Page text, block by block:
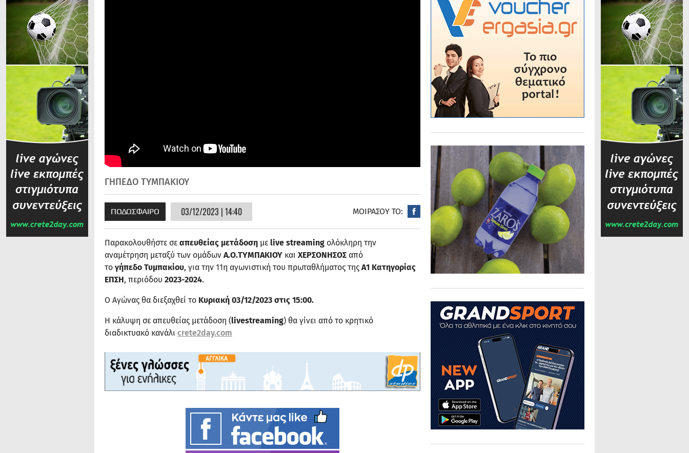
ΓΗΠΕΔΟ ΤΥΜΠΑΚΙΟΥ
ΠΟΔΟΣΦΑΙΡΟ 03/12/2023 | 14:40 ΜΟΙΡΑΣΟΥ ΤΟ:
Παρακολουθήστε σε απευθείας μετάδοση με live streaming ολόκληρη την
αναμέτρηση μεταξύ των ομάδων Α.Ο.ΤΥΜΠΑΚΙΟΥ και ΧΕΡΣΟΝΗΣΟΣ από
το γήπεδο Τυμπακίου, για την 11η αγωνιστική του πρωταθλήματος της Α1 Κατηγορίας
ΕΠΣΗ, περιόδου 2023-2024.
Ο Αγώνας θα διεξαχθεί το Κυριακή 03/12/2023 στις 15:00.
Η κάλυψη σε απευθείας μετάδοση (livestreaming) θα γίνει από το κρητικό
διαδικτυακό κανάλι crete2day.com